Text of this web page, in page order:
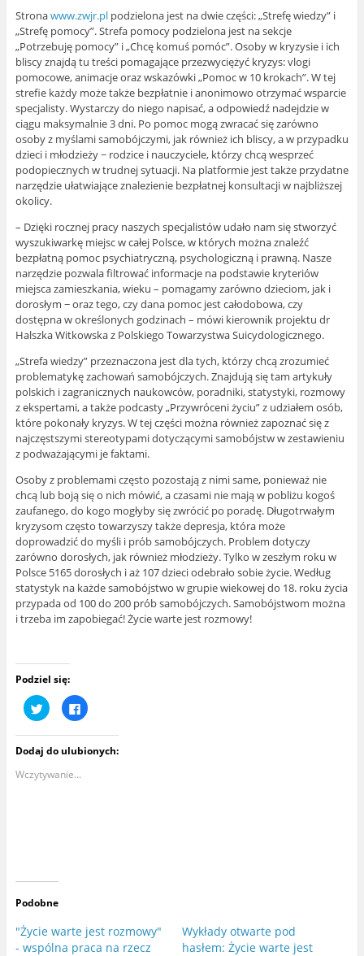
Stronawww.zwjr.plpodzielona jest na dwie części: „Strefę wiedzy” i
„Strefę pomocy”. Strefa pomocy podzielona jest na sekcje
„Potrzebuję pomocy” i „Chcę komuś pomóc”. Osoby w kryzysie i ich
bliscy znajdą tu treści pomagające przezwyciężyć kryzys: vlogi
pomocowe, animacje oraz wskazówki „Pomoc w 10 krokach”. W tej
strefie każdy może także bezpłatnie i anonimowo otrzymać wsparcie
specjalisty. Wystarczy do niego napisać, a odpowiedź nadejdzie w
ciągu maksymalnie 3 dni. Po pomoc mogą zwracać się zarówno
osoby z myślami samobójczymi, jak również ich bliscy, a w przypadku
dzieci i młodzieży − rodzice i nauczyciele, którzy chcą wesprzeć
podopiecznych w trudnej sytuacji. Na platformie jest także przydatne
narzędzie ułatwiające znalezienie bezpłatnej konsultacji w najbliższej
okolicy.
– Dzięki rocznej pracy naszych specjalistów udało nam się stworzyć
wyszukiwarkę miejsc w całej Polsce, w których można znaleźć
bezpłatną pomoc psychiatryczną, psychologiczną i prawną. Nasze
narzędzie pozwala filtrować informacje na podstawie kryteriów
miejsca zamieszkania, wieku – pomagamy zarówno dzieciom, jak i
dorosłym − oraz tego, czy dana pomoc jest całodobowa, czy
dostępna w określonych godzinach – mówi kierownik projektu dr
Halszka Witkowska z Polskiego Towarzystwa Suicydologicznego.
„Strefa wiedzy” przeznaczona jest dla tych, którzy chcą zrozumieć
problematykę zachowań samobójczych. Znajdują się tam artykuły
polskich i zagranicznych naukowców, poradniki, statystyki, rozmowy
z ekspertami, a także podcasty „Przywróceni życiu” z udziałem osób,
które pokonały kryzys. W tej części można również zapoznać się z
najczęstszymi stereotypami dotyczącymi samobójstw w zestawieniu
z podważającymi je faktami.
Osoby z problemami często pozostają z nimi same, ponieważ nie
chcą lub boją się o nich mówić, a czasami nie mają w pobliżu kogoś
zaufanego, do kogo mogłyby się zwrócić po poradę. Długotrwałym
kryzysom często towarzyszy także depresja, która może
doprowadzić do myśli i prób samobójczych. Problem dotyczy
zarówno dorosłych, jak również młodzieży. Tylko w zeszłym roku w
Polsce 5165 dorosłych i aż 107 dzieci odebrało sobie życie. Według
statystyk na każde samobójstwo w grupie wiekowej do 18. roku życia
przypada od 100 do 200 prób samobójczych. Samobójstwom można
i trzeba im zapobiegać! Życie warte jest rozmowy!
Podziel się:
U
d
s
ę
n
i
r
e
(
t
w
i
K
l
k
n
i
F
a
c
Dodaj do ulubionych:
Wczytywanie...
Podobne
"Życie warte jest rozmowy"
- wspólna praca na rzecz
Wykłady otwarte pod
hasłem: Życie warte jest